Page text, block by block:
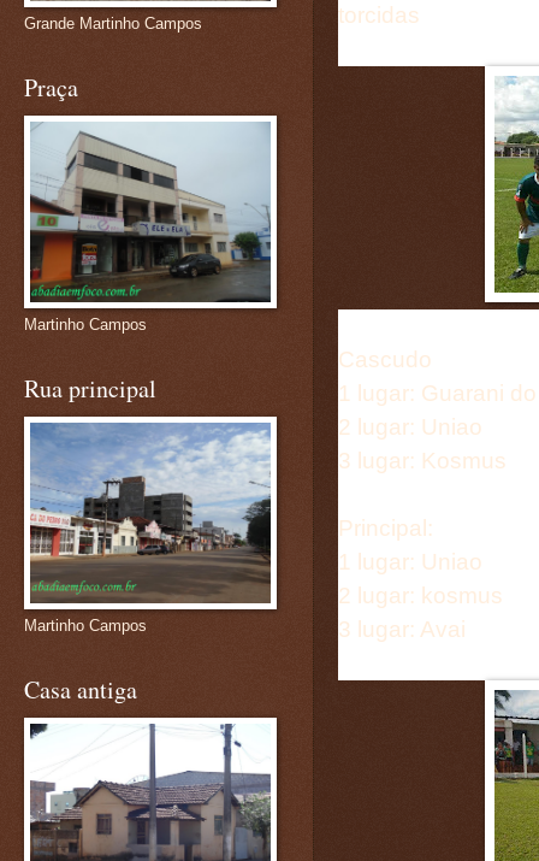
torcidas
Cascudo
1 lugar: Guarani
2 lugar: Uniao
3 lugar: Kosmus
Principal:
1 lugar: Uniao
2 lugar: kosmus
3 lugar: Avai
Grande Martinho Campos
Praça
Martinho Campos
Rua principal
Martinho Campos
Casa antiga